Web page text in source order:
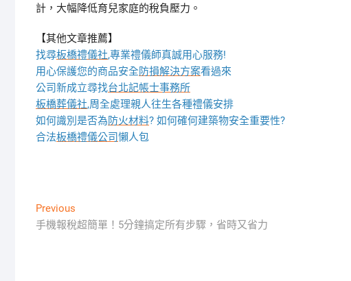
計，大幅降低育兒家庭的稅負壓力。
【其他文章推薦】
找尋板橋禮儀社,專業禮儀師真誠用心服務!
用心保護您的商品安全防損解決方案看過來
公司新成立尋找台北記帳士事務所
板橋葬儀社,周全處理親人往生各種禮儀安排
如何識別是否為防火材料? 如何確何建築物安全重要性?
合法板橋禮儀公司懶人包
文
章
Previous
post:
手機報稅超簡單！5分鐘搞定所有步驟，省時又省力